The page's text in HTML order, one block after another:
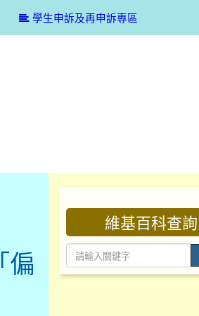
學生申訴及再申訴專區
偏
維基百科查詢